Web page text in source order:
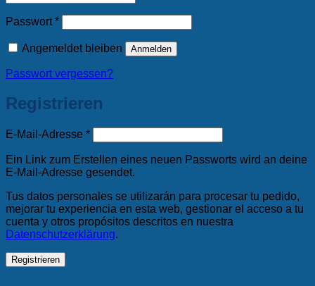
Passwort*Erforderlich
Angemeldet bleiben Anmelden
Passwort vergessen?
Registrieren
E-Mail-Adresse *Erforderlich
Ein Link zum Erstellen eines neuen Passworts wird an deine
E-Mail-Adresse gesendet.
Tus datos personales se utilizarán para procesar tu pedido,
mejorar tu experiencia en esta web, gestionar el acceso a tu
cuenta y otros propósitos descritos en nuestra
Datenschutzerklärung.
Registrieren